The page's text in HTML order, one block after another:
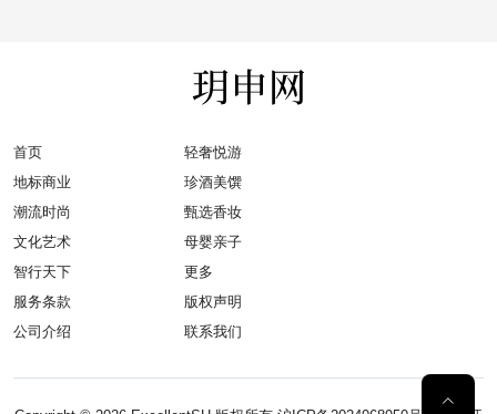
首页
轻奢悦游
地标商业
珍酒美馔
潮流时尚
甄选香妆
文化艺术
母婴亲子
智行天下
更多
服务条款
版权声明
公司介绍
联系我们